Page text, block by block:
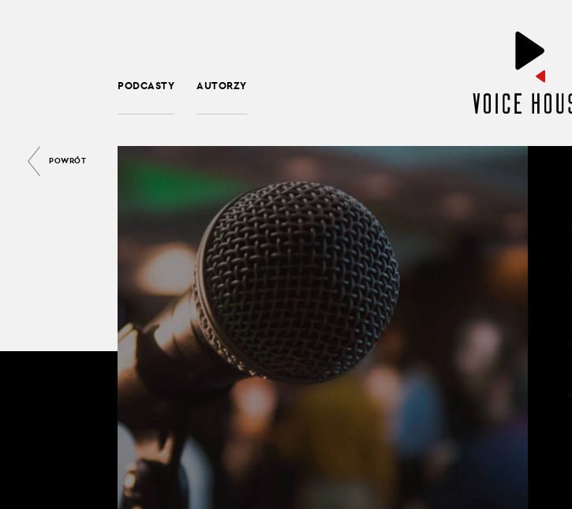
PODCASTY AUTORZY
POWRÓT